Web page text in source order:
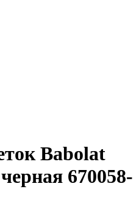
Babolat
670058-